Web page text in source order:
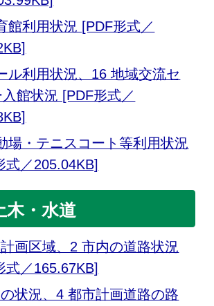
館利用状況 [PDF形式／
ル利用状況、16 地域交流セ
館状況 [PDF形式／
場・テニスコート等利用状況
式／205.04KB]
木・水道
画区域、2 市内の道路状況
式／165.67KB]
状況、4 都市計画道路の路